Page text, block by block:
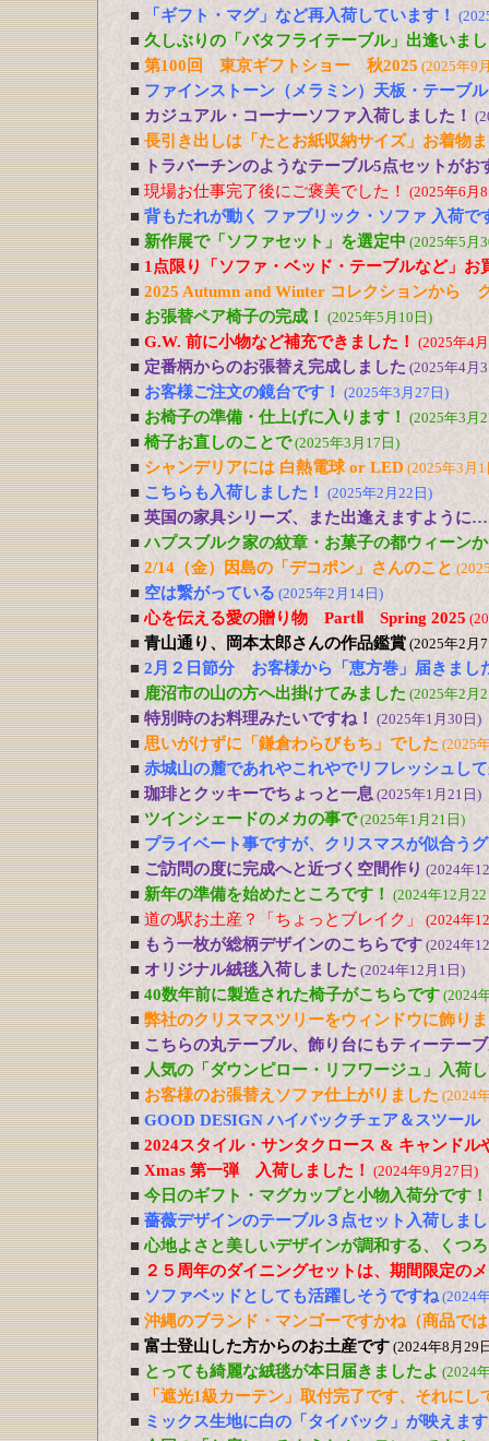
■ 「ギフト・マグ」など再入荷しています！
■ 久しぶりの「バタフライテーブル」出逢いま
■ 第100回 東京ギフトショー 秋2025 (2025年9
■ ファインストーン（メラミン）天板・テーブ
■ カジュアル・コーナーソファ入荷しました！
■ 長引き出しは「たとお紙収納サイズ」お着物
■
トラバーチンのようなテーブル5点セットが
■ 現場お仕事完了後にご褒美でした！ (2025年6月
■ 背もたれが動く ファブリック・ソファ 入荷で
■ 新作展で「ソファセット」を選定中 (2025年5月
■ 1点限り「ソファ・ベッド・テーブルなど」お
■ 2025 Autumn and Winter コレクションから
■ お張替ペア椅子の完成！ (2025年5月10日)
■ G.W. 前に小物など補充できました！ (2025年4
■ 定番柄からのお張替え完成しました (2025年4月
■ お客様ご注文の鏡台です！ (2025年3月27日)
■ お椅子の準備・仕上げに入ります！ (2025年3月
■ 椅子お直しのことで(2025年3月17日)
■ シャンデリアには 白熱電球 or LED (2025年3月1
■ こちらも入荷しました！ (2025年2月22日)
■ 英国の家具シリーズ、また出逢えますように…
■ ハプスブルク家の紋章・お菓子の都ウィーン
■ 2/14（金）因島の「デコポン」さんのこと
■ 空は繋がっている (2025年2月14日)
■ 心を伝える愛の贈り物 PartⅡ Spring 2025
■ 青山通り、岡本太郎さんの作品鑑賞 (2025年2月
■ 2月２日節分 お客様から「恵方巻」届きまし
■ 鹿沼市の山の方へ出掛けてみました (2025年2月
■ 特別時のお料理みたいですね！ (2025年1月30日)
■ 思いがけずに「鎌倉わらびもち」でした (2025
■ 赤城山の麓であれやこれやでリフレッシュし
■ 珈琲とクッキーでちょっと一息 (2025年1月21日)
■ ツインシェードのメカの事で(2025年1月21日)
■ プライベート事ですが、クリスマスが似合う
■ ご訪問の度に完成へと近づく空間作り (2024年
■ 新年の準備を始めたところです！ (2024年12月
■ 道の駅お土産？「ちょっとブレイク」 (2024年
■ もう一枚が総柄デザインのこちらです (2024年
■ オリジナル絨毯入荷しました (2024年12月1日)
■ 40数年前に製造された椅子がこちらです (2024
■ 弊社のクリスマスツリーをウィンドウに飾り
■ こちらの丸テーブル、飾り台にもティーテー
■ 人気の「ダウンピロー・リフワージュ」入荷
■ お客様のお張替えソファ仕上がりました (2024
■ GOOD DESIGN ハイバックチェア＆スツー
■ 2024スタイル・サンタクロース & キャンドル
■ Xmas 第一弾 入荷しました！ (2024年9月27日)
■ 今日のギフト・マグカップと小物入荷分です！
■ 薔薇デザインのテーブル３点セット入荷しま
■ 心地よさと美しいデザインが調和する、くつ
■ ２５周年のダイニングセットは、期間限定の
■ ソファベッドとしても活躍しそうですね(2024
■ 沖縄のブランド・マンゴーですかね（商品で
■ 富士登山した方からのお土産です (2024年8月29
■ とっても綺麗な絨毯が本日届きましたよ (2024
■
「遮光1級カーテン」取付完了です、それに
■ ミックス生地に白の「タイバック」が映えま